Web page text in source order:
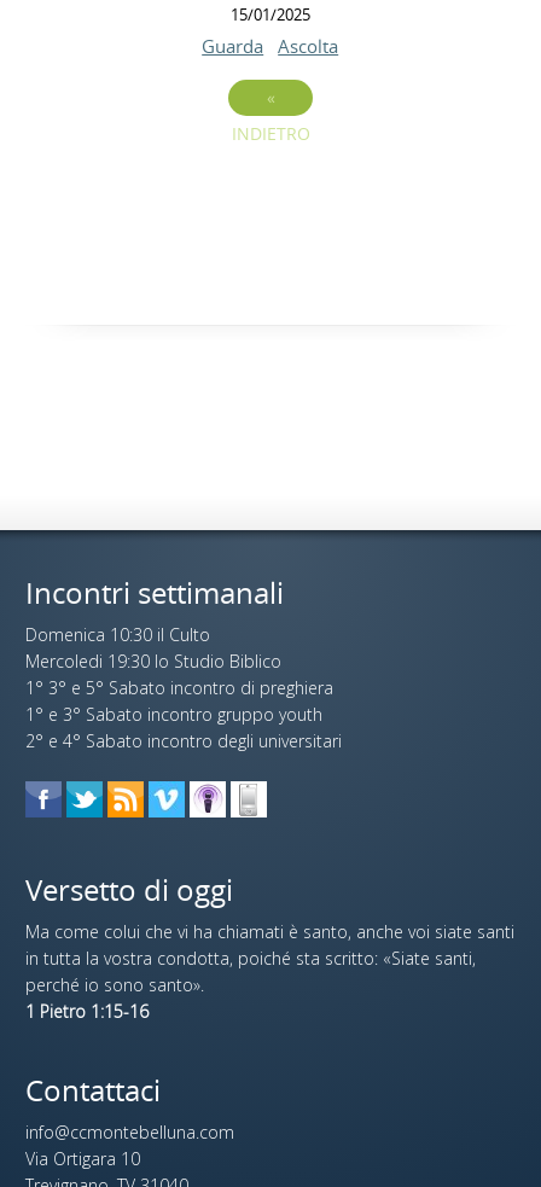
15/01/2025
Guarda Ascolta
«
INDIETRO
Incontri settimanali
Domenica 10:30 il Culto
Mercoledi 19:30 lo Studio Biblico
1° 3° e 5° Sabato incontro di preghiera
1° e 3° Sabato incontro gruppo youth
2° e 4° Sabato incontro degli universitari
Versetto di oggi
Ma come colui che vi ha chiamati è santo, anche voi siate santi
in tutta la vostra condotta, poiché sta scritto: «Siate santi,
perché io sono santo».
1 Pietro 1:15-16
Contattaci
info@ccmontebelluna.com
Via Ortigara 10